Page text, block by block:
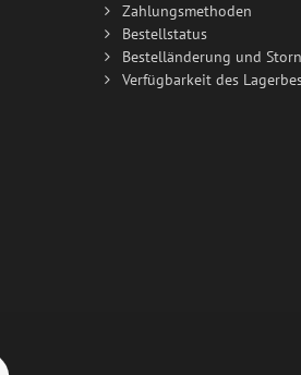
Zahlungsmethoden
Bestellstatus
Bestelländerung und
Verfügbarkeit des